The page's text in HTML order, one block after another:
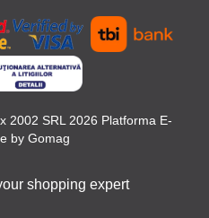
2002 SRL 2026 Platforma E-
by Gomag